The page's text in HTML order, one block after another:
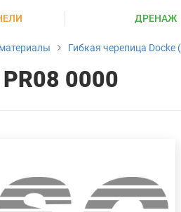
ДРЕНАЖ
Гибкая черепица Docke
0000